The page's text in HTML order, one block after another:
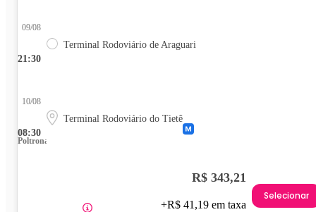
21:30
09/08
Terminal Rodoviário de Araguari
08:30
10/08
Terminal Rodoviário do Tietê
Poltrona
R$ 343,21
+R$ 41,19 em taxa
Selecionar